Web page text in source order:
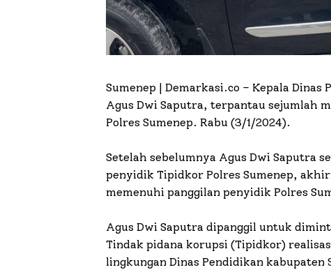
Sumenep | Demarkasi.co – Kepala Dinas
Agus Dwi Saputra, terpantau sejumlah
Polres Sumenep. Rabu (3/1/2024).
Setelah sebelumnya Agus Dwi Saputra
penyidik Tipidkor Polres Sumenep,
memenuhi panggilan penyidik Polres
Agus Dwi Saputra dipanggil untuk
Tindak pidana korupsi (Tipidkor)
lingkungan Dinas Pendidikan kabupaten